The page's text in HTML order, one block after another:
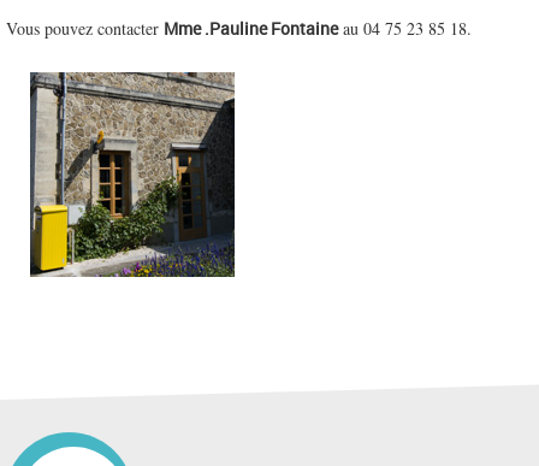
Vous pouvez contacter Mme .Pauline Fontaineau 04 75 23 85 18.